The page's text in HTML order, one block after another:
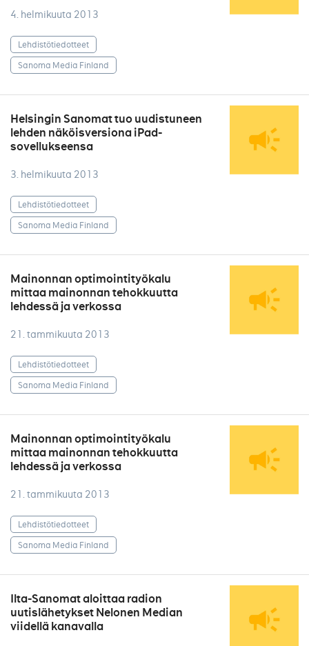
4. helmikuuta 2013
Lehdistötiedotteet
Sanoma Media Finland
Helsingin Sanomat tuo uudistuneen
lehden näköisversiona iPad-
sovellukseensa
3. helmikuuta 2013
Lehdistötiedotteet
Sanoma Media Finland
Mainonnan optimointityökalu
mittaa mainonnan tehokkuutta
lehdessä ja verkossa
21. tammikuuta 2013
Lehdistötiedotteet
Sanoma Media Finland
Mainonnan optimointityökalu
mittaa mainonnan tehokkuutta
lehdessä ja verkossa
21. tammikuuta 2013
Lehdistötiedotteet
Sanoma Media Finland
Ilta-Sanomat aloittaa radion
uutislähetykset Nelonen Median
viidellä kanavalla